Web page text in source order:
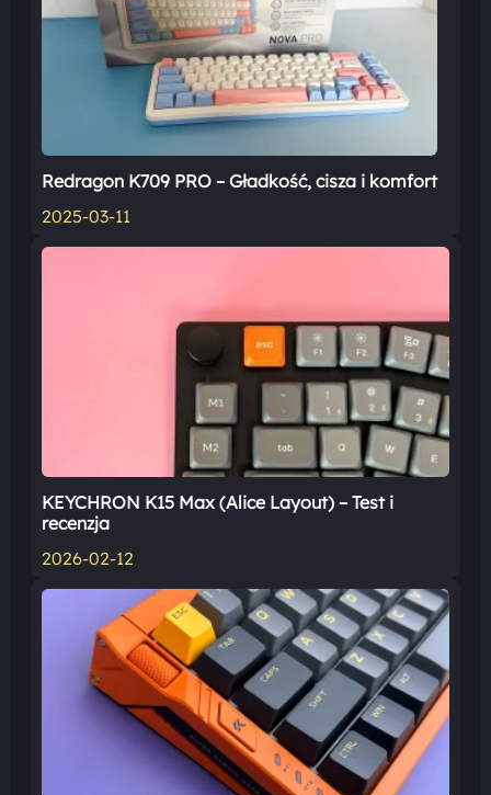
Redragon K709 PRO – Gładkość, cisza i komfort
2025-03-11
KEYCHRON K15 Max (Alice Layout) – Test i
recenzja
2026-02-12